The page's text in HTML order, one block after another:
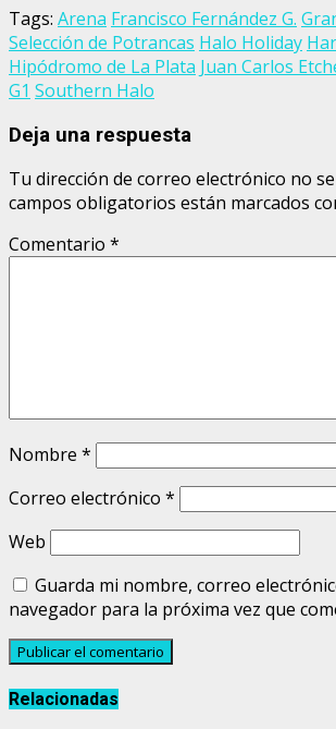
Tags: Arena Francisco Fernández G.
Selección de Potrancas Halo Holiday
Hipódromo de La Plata Juan Carlos
G1 Southern Halo
Deja una respuesta
Tu dirección de correo electrónico no
campos obligatorios están marcados
Comentario *
Nombre *
Correo electrónico *
Web
Guarda mi nombre, correo
navegador para la próxima vez que
Relacionadas